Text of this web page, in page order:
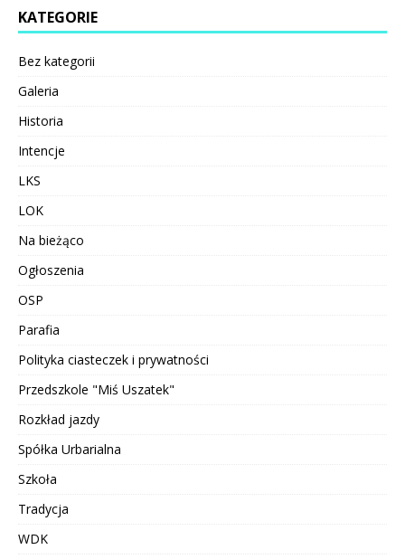
KATEGORIE
Bez kategorii
Galeria
Historia
Intencje
LKS
LOK
Na bieżąco
Ogłoszenia
OSP
Parafia
Polityka ciasteczek i prywatności
Przedszkole "Miś Uszatek"
Rozkład jazdy
Spółka Urbarialna
Szkoła
Tradycja
WDK